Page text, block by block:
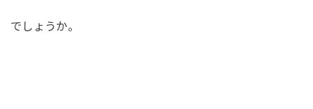
でしょうか。